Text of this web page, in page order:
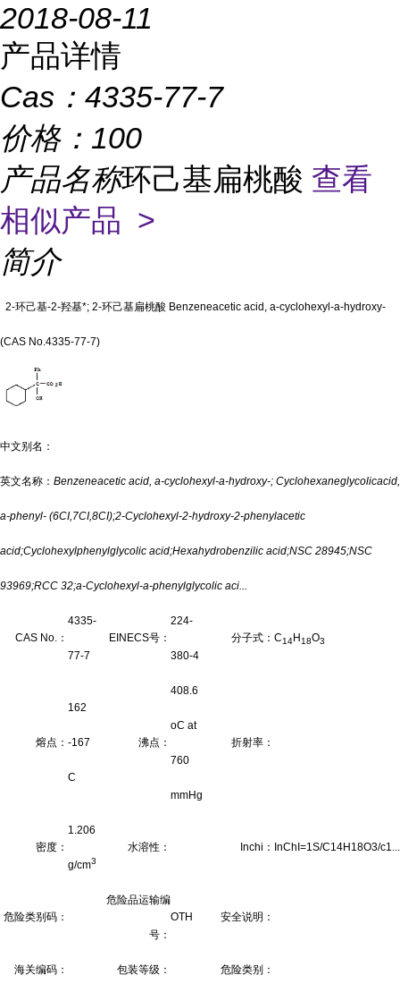
2018-08-11
产品详情
Cas： 4335-77-7
价格： 100
产品名称环己基扁桃酸 查看
相似产品 >
简介
2-环己基-2-羟基*; 2-环己基扁桃酸 Benzeneacetic acid, a-cyclohexyl-a-hydroxy-
(CAS No.4335-77-7)
中文别名：
英文名称： Benzeneacetic acid, a-cyclohexyl-a-hydroxy-; Cyclohexaneglycolicacid,
a-phenyl- (6CI,7CI,8CI);2-Cyclohexyl-2-hydroxy-2-phenylacetic
acid;Cyclohexylphenylglycolic acid;Hexahydrobenzilic acid;NSC 28945;NSC
93969;RCC 32;a-Cyclohexyl-a-phenylglycolic aci...
CAS No.：
4335-
77-7
EINECS号：
224-
380-4
分子式： C14H18O3
熔点：
162
-167
C
沸点：
408.6
oC at
760
mmHg
折射率：
密度：
1.206
g/cm3
水溶性： Inchi： InChI=1S/C14H18O3/c1...
危险类别码：
危险品运输编
号：
OTH 安全说明：
海关编码： 包装等级： 危险类别：